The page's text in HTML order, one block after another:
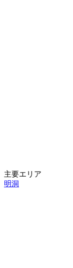
主要エリア
明洞